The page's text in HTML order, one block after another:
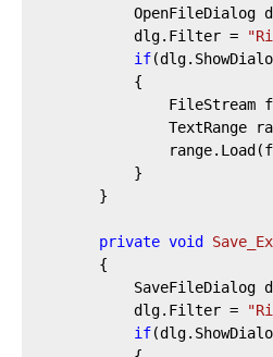
OpenFileDialog
			dlg.Filter =
if
TextRange
private void
SaveFileDialog
			dlg.Filter =
if